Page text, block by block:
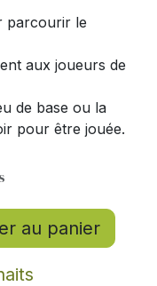
parcourir le
aux joueurs de
de base ou la
pour être jouée.
au panier